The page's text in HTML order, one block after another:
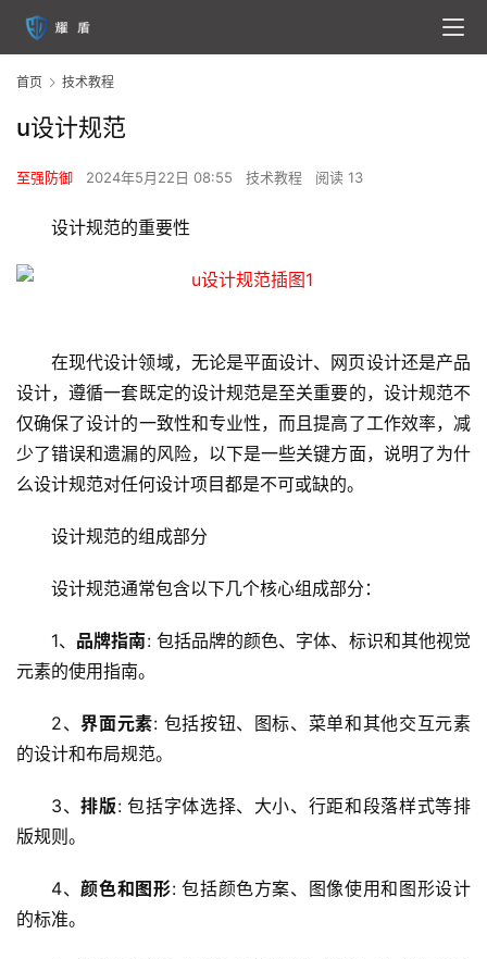
首页 技术教程
u设计规范
至强防御 2024年5月22日 08:55 技术教程 阅读 13
设计规范的重要性
在现代设计领域，无论是平面设计、网页设计还是产品
设计，遵循一套既定的设计规范是至关重要的，设计规范不
仅确保了设计的一致性和专业性，而且提高了工作效率，减
少了错误和遗漏的风险，以下是一些关键方面，说明了为什
么设计规范对任何设计项目都是不可或缺的。
设计规范的组成部分
设计规范通常包含以下几个核心组成部分：
1、 品牌指南: 包括品牌的颜色、字体、标识和其他视觉
元素的使用指南。
2、界面元素: 包括按钮、图标、菜单和其他交互元素
的设计和布局规范。
3、排版: 包括字体选择、大小、行距和段落样式等排
版规则。
4、颜色和图形: 包括颜色方案、图像使用和图形设计
的标准。